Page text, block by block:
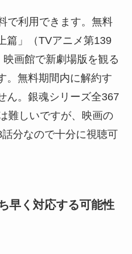
で利用できます。無料
篇」（TVアニメ第139
画館で新劇場版を観る
。無料期間内に解約す
ん。銀魂シリーズ全367
難しいですが、映画の
分なので十分に視聴可
早く対応する可能性